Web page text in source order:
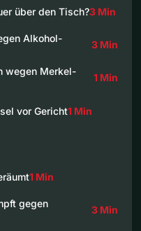
über den Tisch?3 Min
Alkohol-
3 Min
wegen Merkel-
1 Min
vor Gericht1 Min
1 Min
gegen
3 Min